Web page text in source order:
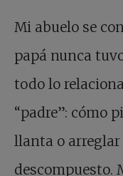
Mi abuelo se
papá nunca
todo lo
“padre”: cómo
llanta o arreglar
descompuesto.